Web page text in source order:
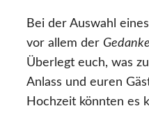
Bei der Auswahl
vor allem der Gedanke
Überlegt euch, was
Anlass und euren
Hochzeit könnten es